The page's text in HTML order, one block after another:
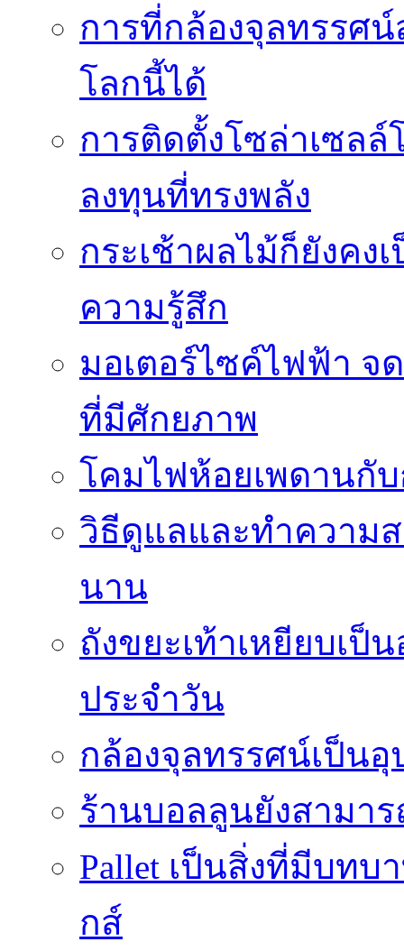
การที่กล้องจุลทรรศ
โลกนี้ได้
การติดตั้งโซล่าเซลล์
ลงทุนที่ทรงพลัง
กระเช้าผลไม้ก็ยังคง
ความรู้สึก
มอเตอร์ไซค์ไฟฟ้า จ
ที่มีศักยภาพ
โคมไฟห้อยเพดานกั
วิธีดูแลและทำความ
นาน
ถังขยะเท้าเหยียบเ
ประจำวัน
กล้องจุลทรรศน์เป็น
ร้านบอลลูนยังสามาร
Pallet เป็นสิ่งที่มีบท
กส์